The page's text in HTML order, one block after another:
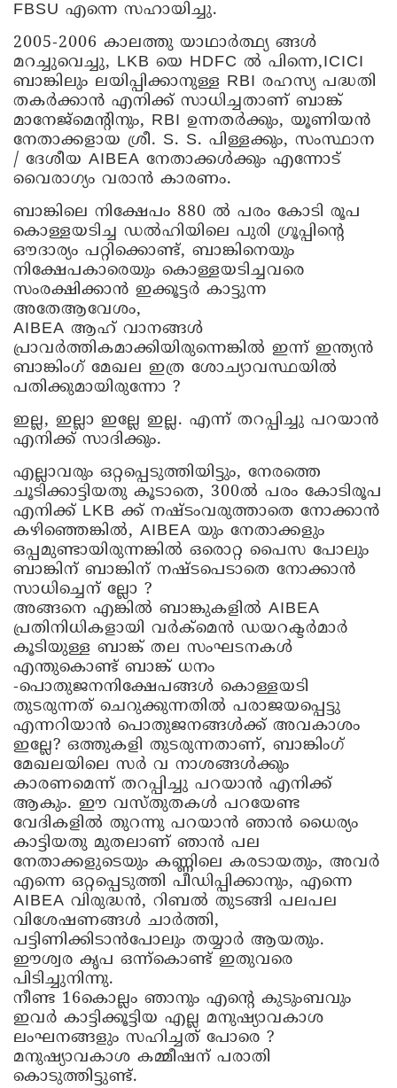
FBSU എന്നെ സഹായിച്ചു.
2005-2006 കാലത്തു യാഥാർത്ഥ്യ ങ്ങൾ
മറച്ചുവെച്ചു, LKB യെ HDFC ൽ പിന്നെ,ICICI
ബാങ്കിലും ലയിപ്പിക്കാനുള്ള RBI രഹസ്യ പദ്ധതി
തകർക്കാൻ എനിക്ക് സാധിച്ചതാണ് ബാങ്ക്
മാനേജ്മെന്റിനും, RBI ഉന്നതർക്കും, യൂണിയൻ
നേതാക്കളായ ശ്രീ. S. S. പിള്ളക്കും, സംസ്ഥാന
/ ദേശീയ AIBEA നേതാക്കൾക്കും എന്നോട്
വൈരാഗ്യം വരാൻ കാരണം.
ബാങ്കിലെ നിക്ഷേപം 880 ൽ പരം കോടി രൂപ
കൊള്ളയടിച്ച ഡൽഹിയിലെ പുരി ഗ്രൂപ്പിന്റെ
ഔദാര്യം പറ്റിക്കൊണ്ട്, ബാങ്കിനെയും
നിക്ഷേപകാരെയും കൊള്ളയടിച്ചവരെ
സംരക്ഷിക്കാൻ ഇക്കൂട്ടർ കാട്ടുന്ന
അതേആവേശം,
AIBEA ആഹ് വാനങ്ങൾ
പ്രാവർത്തികമാക്കിയിരുന്നെങ്കിൽ ഇന്ന് ഇന്ത്യൻ
ബാങ്കിംഗ് മേഖല ഇത്ര ശോച്യാവസ്ഥയിൽ
പതിക്കുമായിരുന്നോ ?
ഇല്ല, ഇല്ലാ ഇല്ലേ ഇല്ല. എന്ന് തറപ്പിച്ചു പറയാൻ
എനിക്ക് സാദിക്കും.
എല്ലാവരും ഒറ്റപ്പെടുത്തിയിട്ടും, നേരത്തെ
ചൂടിക്കാട്ടിയതു കൂടാതെ, 300ൽ പരം കോടിരൂപ
എനിക്ക് LKB ക്ക് നഷ്ടംവരുത്താതെ നോക്കാൻ
കഴിഞ്ഞെങ്കിൽ, AIBEA യും നേതാക്കളും
ഒപ്പമുണ്ടായിരുന്നങ്കിൽ ഒരൊറ്റ പൈസ പോലും
ബാങ്കിന് ബാങ്കിന് നഷ്ടപെടാതെ നോക്കാൻ
സാധിച്ചെന് ല്ലോ ?
അങ്ങനെ എങ്കിൽ ബാങ്കുകളിൽ AIBEA
പ്രതിനിധികളായി വർക്മെൻ ഡയറക്ടർമാർ
കൂടിയുള്ള ബാങ്ക് തല സംഘടനകൾ
എന്തുകൊണ്ട് ബാങ്ക് ധനം
-പൊതുജനനിക്ഷേപങ്ങൾ കൊള്ളയടി
തുടരുന്നത് ചെറുക്കുന്നതിൽ പരാജയപ്പെട്ടു
എന്നറിയാൻ പൊതുജനങ്ങൾക്ക് അവകാശം
ഇല്ലേ? ഒത്തുകളി തുടരുന്നതാണ്, ബാങ്കിംഗ്
മേഖലയിലെ സർ വ നാശങ്ങൾക്കും
കാരണമെന്ന് തറപ്പിച്ചു പറയാൻ എനിക്ക്
ആകും. ഈ വസ്തുതകൾ പറയേണ്ട
വേദികളിൽ തുറന്നു പറയാൻ ഞാൻ ധൈര്യം
കാട്ടിയതു മുതലാണ് ഞാൻ പല
നേതാക്കളുടെയും കണ്ണിലെ കരടായതും, അവർ
എന്നെ ഒറ്റപ്പെടുത്തി പീഡിപ്പിക്കാനും, എന്നെ
AIBEA വിരുദ്ധൻ, റിബൽ തുടങ്ങി പലപല
വിശേഷണങ്ങൾ ചാർത്തി,
പട്ടിണിക്കിടാൻപോലും തയ്യാർ ആയതും.
ഈശ്വര കൃപ ഒന്ന്കൊണ്ട് ഇതുവരെ
പിടിച്ചുനിന്നു.
നീണ്ട 16കൊല്ലം ഞാനും എന്റെ കുടുംബവും
ഇവർ കാട്ടിക്കൂട്ടിയ എല്ല മനുഷ്യാവകാശ
ലംഘനങ്ങളും സഹിച്ചത് പോരെ ?
മനുഷ്യാവകാശ കമ്മീഷന് പരാതി
കൊടുത്തിട്ടുണ്ട്.